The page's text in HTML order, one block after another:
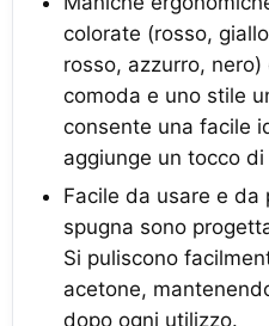
colorate (rosso,
rosso, azzurro,
comoda e uno stile
consente una facile
aggiunge un tocco
Facile da usare e da
spugna sono
Si puliscono
acetone,
dopo ogni utilizzo.